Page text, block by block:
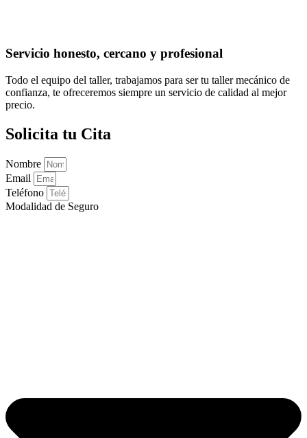
Servicio honesto, cercano y profesional
Todo el equipo del taller, trabajamos para ser tu taller mecánico de
confianza, te ofreceremos siempre un servicio de calidad al mejor
precio.
Solicita tu Cita
Nombre
Email
Teléfono
Modalidad de Seguro